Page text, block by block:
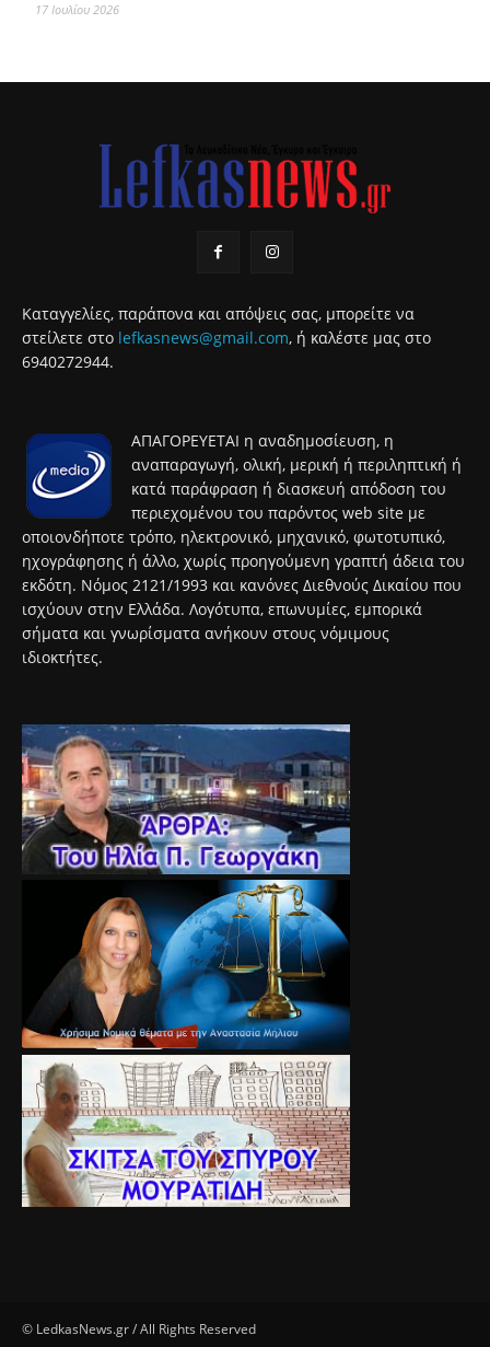
17 Ιουλίου 2026
Καταγγελίες, παράπονα και απόψεις σας, μπορείτε να
στείλετε στο lefkasnews@gmail.com, ή καλέστε μας στο
6940272944.
ΑΠΑΓΟΡΕΥΕΤΑΙ η αναδημοσίευση, η
αναπαραγωγή, ολική, μερική ή περιληπτική ή
κατά παράφραση ή διασκευή απόδοση του
περιεχομένου του παρόντος web site με
οποιονδήποτε τρόπο, ηλεκτρονικό, μηχανικό, φωτοτυπικό,
ηχογράφησης ή άλλο, χωρίς προηγούμενη γραπτή άδεια του
εκδότη. Νόμος 2121/1993 και κανόνες Διεθνούς Δικαίου που
ισχύουν στην Ελλάδα. Λογότυπα, επωνυμίες, εμπορικά
σήματα και γνωρίσματα ανήκουν στους νόμιμους
ιδιοκτήτες.
© LedkasNews.gr / All Rights Reserved